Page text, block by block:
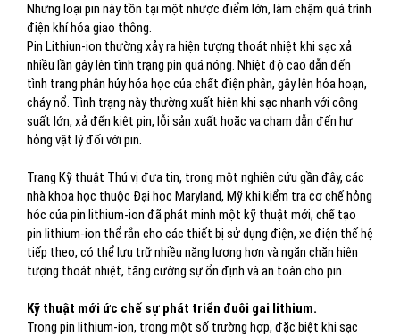
Nhưng loại pin này tồn tại một nhược điểm lớn, làm chậm quá trình
điện khí hóa giao thông.
Pin Lithiun-ion thường xảy ra hiện tượng thoát nhiệt khi sạc xả
nhiều lần gây lên tình trạng pin quá nóng. Nhiệt độ cao dẫn đến
tình trạng phân hủy hóa học của chất điện phân, gây lên hỏa hoạn,
cháy nổ. Tình trạng này thường xuất hiện khi sạc nhanh với công
suất lớn, xả đến kiệt pin, lỗi sản xuất hoặc va chạm dẫn đến hư
hỏng vật lý đối với pin.
Trang Kỹ thuật Thú vị đưa tin, trong một nghiên cứu gần đây, các
nhà khoa học thuộc Đại học Maryland, Mỹ khi kiểm tra cơ chế hỏng
hóc của pin lithium-ion đã phát minh một kỹ thuật mới, chế tạo
pin lithium-ion thể rắn cho các thiết bị sử dụng điện, xe điện thế hệ
tiếp theo, có thể lưu trữ nhiều năng lượng hơn và ngăn chặn hiện
tượng thoát nhiệt, tăng cường sự ổn định và an toàn cho pin.
Kỹ thuật mới ức chế sự phát triển đuôi gai lithium.
Trong pin lithium-ion, trong một số trường hợp, đặc biệt khi sạc